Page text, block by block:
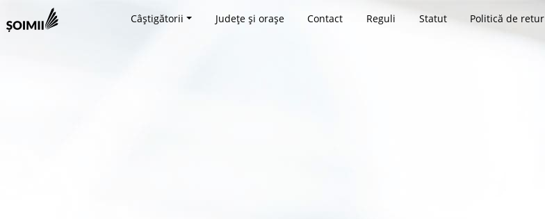
Câștigătorii Județe și orașe Contact Reguli Statut Politică de retur